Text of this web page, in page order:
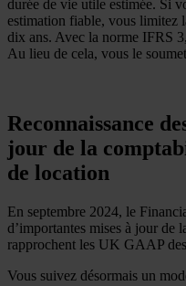
durée de vie utile estimée. Si
estimation fiable, vous limitez
dix ans. Avec la norme IFRS
Au lieu de cela, vous le
Reconnaissance
jour de la
de location
En septembre 2024, le
d’importantes mises à jour de
rapprochent les UK GAAP
Vous suivez désormais un